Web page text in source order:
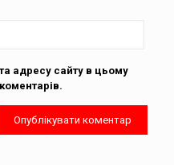
адресу сайту в цьому